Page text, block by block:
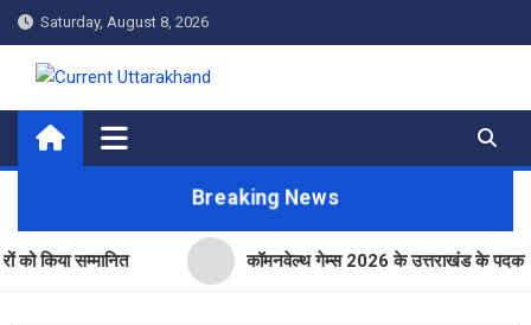
Skip
to
content
Saturday, August 8, 2026
Current Uttarakhand
Breaking News
सम्मानित कॉमनवेल्थ गेम्स 2026 के उत्तराखंड के पदक विजेताओं और